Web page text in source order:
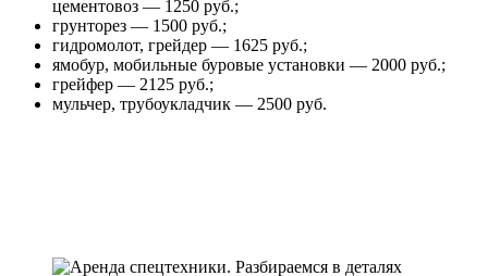
цементовоз — 1250 руб.;
грунторез — 1500 руб.;
гидромолот, грейдер — 1625 руб.;
ямобур, мобильные буровые установки — 2000 руб.;
грейфер — 2125 руб.;
мульчер, трубоукладчик — 2500 руб.